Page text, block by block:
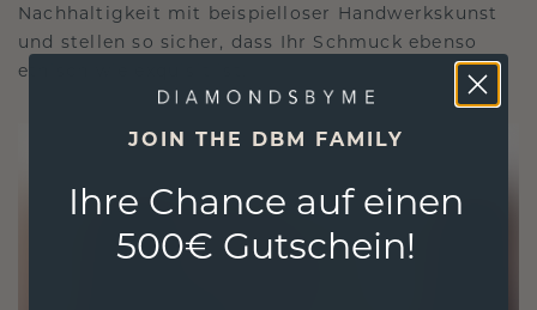
Nachhaltigkeit mit beispielloser Handwerkskunst
und stellen so sicher, dass Ihr Schmuck ebenso
ethisch wie exquisit ist.
JOIN THE DBM FAMILY
Ihre Chance auf einen
500€ Gutschein!